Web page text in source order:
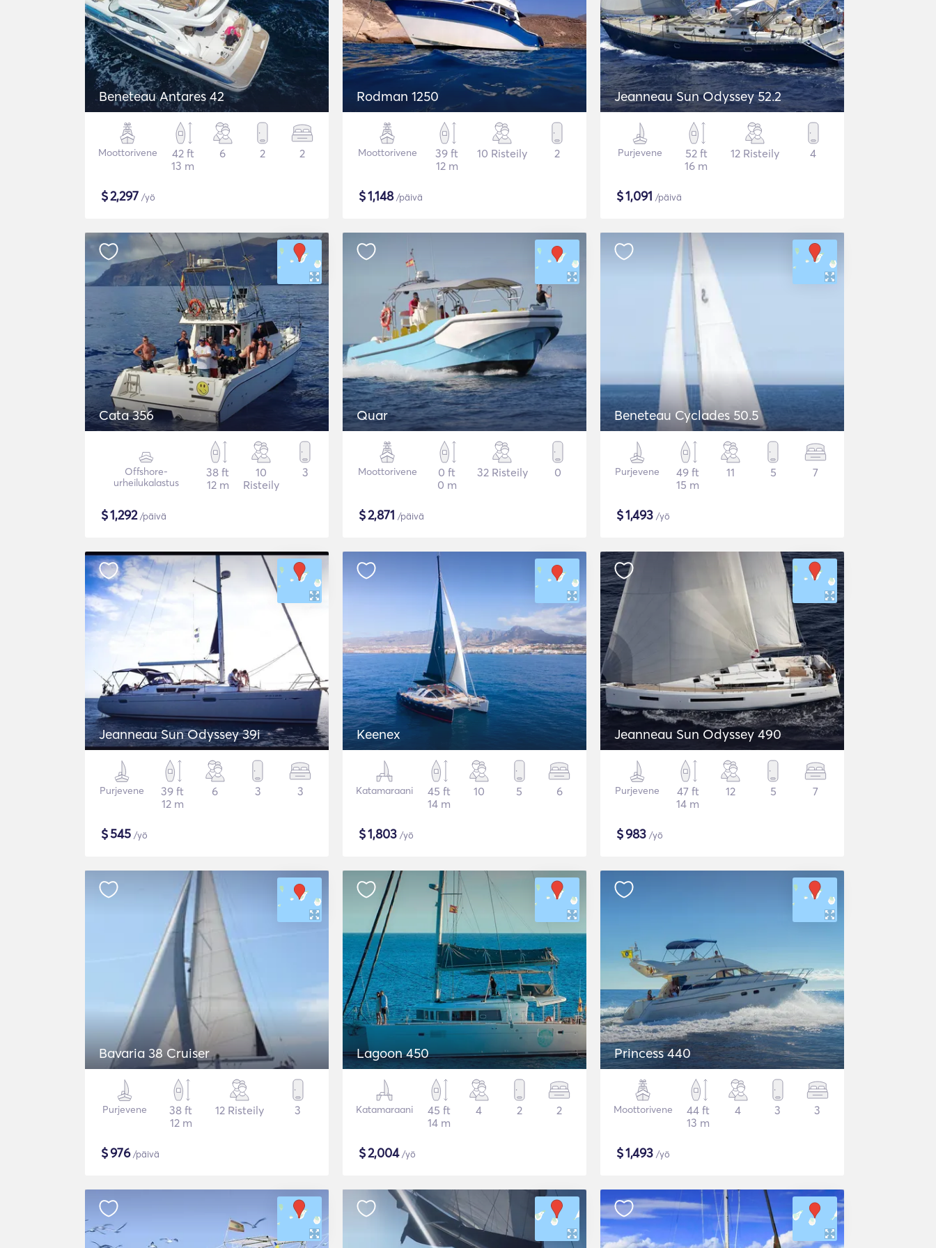
Beneteau Antares 42
Moottorivene
42 ft
13 m
6 2 2
$2,297 /yö
Rodman 1250
Moottorivene
39 ft
12 m
10 Risteily 2
$1,148/päivä
Jeanneau Sun Odyssey 52.2
Purjevene
52 ft
16 m
12 Risteily 4
$1,091 /päivä
Cata 356
Offshore-
urheilukalastus
38 ft
12 m
10
Risteily
3
$1,292/päivä
Quar
Moottorivene
0 ft
0 m
32 Risteily 0
$2,871 /päivä
Beneteau Cyclades 50.5
Purjevene
49 ft
15 m
11 5 7
$1,493 /yö
Jeanneau Sun Odyssey 39i
Purjevene
39 ft
12 m
6 3 3
$545 /yö
Keenex
Katamaraani
45 ft
14 m
10 5 6
$1,803 /yö
Jeanneau Sun Odyssey 490
Purjevene
47 ft
14 m
12 5 7
$983 /yö
Bavaria 38 Cruiser
Purjevene
38 ft
12 m
12 Risteily 3
$976/päivä
Lagoon 450
Katamaraani
45 ft
14 m
4 2 2
$2,004/yö
Princess 440
Moottorivene
44 ft
13 m
4 3 3
$1,493 /yö